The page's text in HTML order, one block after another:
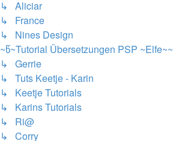
↳ Aliciar
↳ France
↳ Nines Design
~წ~Tutorial Übersetzungen PSP
↳ Gerrie
↳ Tuts Keetje - Karin
↳ Keetje Tutorials
↳ Karins Tutorials
↳ Ri@
↳ Corry